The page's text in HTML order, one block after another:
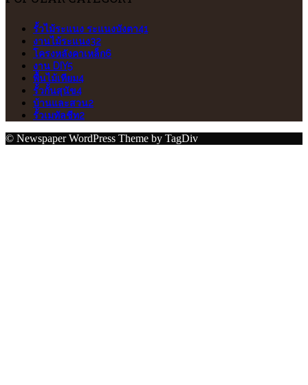
รั้วไม้ระแนง ระแนงบังตา41
งานไม้ระแนง32
โครงหลังคาเหล็ก6
งาน DIY5
พื้นไม้เทียม4
รั้วกั้นสุนัข4
บ้านและสวน2
รั้วเมทัลชีท2
© Newspaper WordPress Theme by TagDiv